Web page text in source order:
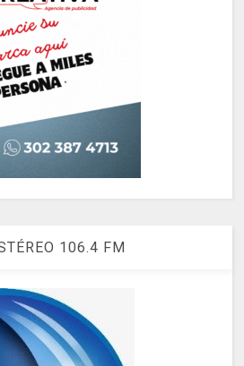
106.4 FM